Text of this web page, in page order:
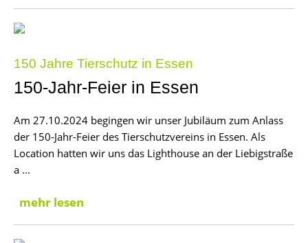
150 Jahre Tierschutz in Essen
150-Jahr-Feier in Essen
Am 27.10.2024 begingen wir unser Jubiläum zum Anlass
der 150-Jahr-Feier des Tierschutzvereins in Essen. Als
Location hatten wir uns das Lighthouse an der Liebigstraße
a ...
mehr lesen